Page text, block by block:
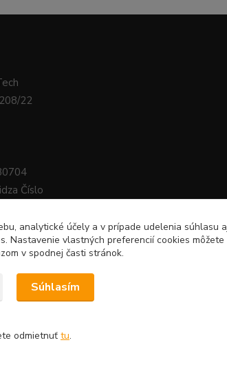
22
Číslo
analytické účely a v prípade udelenia súhlasu
Nastavenie vlastných preferencií cookies môžete
v spodnej časti stránok.
Súhlasím
odmietnuť tu.